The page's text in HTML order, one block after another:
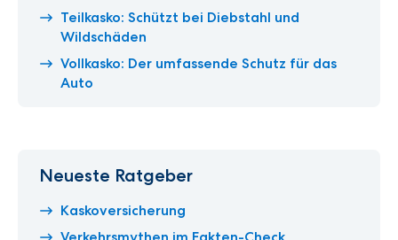
Teilkasko: Schützt bei Diebstahl und
Wildschäden
Vollkasko: Der umfassende Schutz für das
Auto
Neueste Ratgeber
Kaskoversicherung